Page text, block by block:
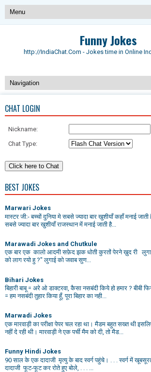
Funny Jokes
http://IndiaChat.Com - Jokes time in Online
CHAT LOGIN
Nickname:
Chat Type:
BEST JOKES
Marwari Jokes
मास्टर जी:- बच्चों दुनिया मे सबसे ज्यादा बार खुशीयाँ कहाँ मनाई
सबसे ज्यादा बार खुशीयाँ राजस्थान में मनाई जाती है...
Marawadi Jokes and Chutkule
एक बार एक कालो आदमी सफ़ेद झक धोती कुरतों पेरने ख़ुद री लुगाई
को लाग रयो हु ?" लुगाई को जवाब सुण...
Bihari Jokes
बिहारी बाबू = अरे ओ डाक्टरवा, कैसा नसबंदी किये हो हमार ? बीबी
= हम नसबंदी तुहार किया हूँ, पूरा बिहार का नही...
Marwadi Jokes
एक मारवाड़ी का परीक्षा पेपर चल रहा था। मैडम बहुत सख्त थी
नहीं दे रही थी। मारवाड़ी ने एक पर्ची मैम को दी, तो मैड...
Funny Hindi Jokes
90 साल के एक दादाजी मृत्यु के बाद स्वर्ग पहुंचे। . . . स्वर्ग में
दादाजी फूट-फूट कर रोते हुए बोले, . . . ...